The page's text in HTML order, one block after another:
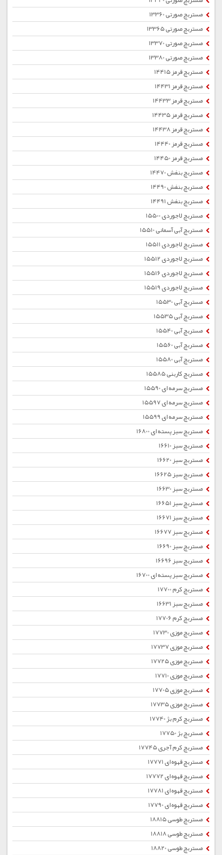
مستربچ صورتی 13360
مستربچ صورتی 13365
مستربچ صورتی 13370
مستربچ صورتی 13380
مستربچ قرمز 14415
مستربچ قرمز 14431
مستربچ قرمز 14433
مستربچ قرمز 14435
مستربچ قرمز 14438
مستربچ قرمز 14440
مستربچ قرمز 14450
مستربچ بنفش 14470
مستربچ بنفش 14490
مستربچ بنفش 14491
مستربچ لاجوردی 15500
مستربچ آبی آسمانی 15510
مستربچ لاجوردی 15511
مستربچ لاجوردی 15512
مستربچ لاجوردی 15516
مستربچ لاجوردی 15519
مستربچ آبی 15530
مستربچ آبی 15535
مستربچ آبی 15540
مستربچ آبی 15560
مستربچ آبی 15580
مستربچ کاربنی 15585
مستربچ سرمه ای 15590
مستربچ سرمه ای 15597
مستربچ سرمه ای 15599
مستربچ سبز پسته ای 16800
مستربچ سبز 16610
مستربچ سبز 16620
مستربچ سبز 16625
مستربچ سبز 16630
مستربچ سبز 16651
مستربچ سبز 16671
مستربچ سبز 16677
مستربچ سبز 16690
مستربچ سبز 16696
مستربچ سبز پسته ای 16700
مستربچ کرم 17700
مستربچ سبز 16631
مستربچ کرم 17706
مستربچ موزی 17730
مستربچ موزی 17737
مستربچ موزی 17725
مستربچ موزی 17710
مستربچ موزی 17705
مستربچ موزی 17735
مستربچ کرم بژ 17740
مستربچ بژ 17750
مستربچ کرم آجری 17745
مستربچ قهوه ای 17771
مستربچ قهوه ای 17772
مستربچ قهوه ای 17781
مستربچ قهوه ای 17790
مستربچ طوسی 18815
مستربچ طوسی 18818
مستربچ طوسی 18820